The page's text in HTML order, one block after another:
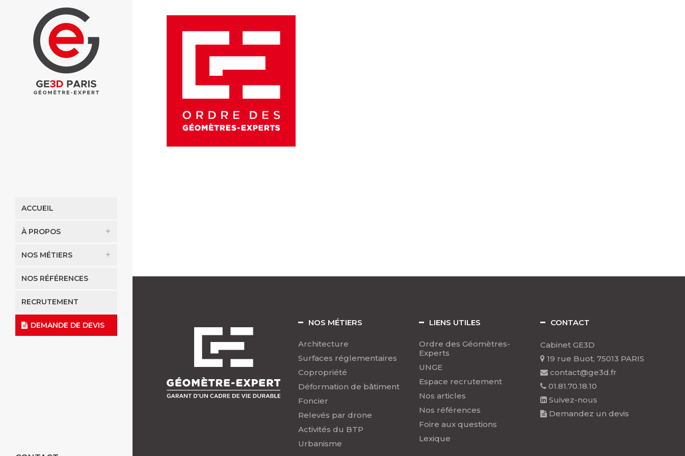
ACCUEIL
À PROPOS
NOS MÉTIERS
NOS RÉFÉRENCES
RECRUTEMENT
DEMANDE DE DEVIS NOS MÉTIERS
Architecture
Surfaces réglementaires
Copropriété
Déformation de bâtiment
Foncier
Relevés par drone
Activités du BTP
Urbanisme
LIENS UTILES
Ordre des Géomètres-
Experts
UNGE
Espace recrutement
Nos articles
Nos références
Foire aux questions
Lexique
CONTACT
Cabinet GE3D
19 rue Buot, 75013 PARIS
contact@ge3d.fr
01.81.70.18.10
Suivez-nous
Demandez un devis